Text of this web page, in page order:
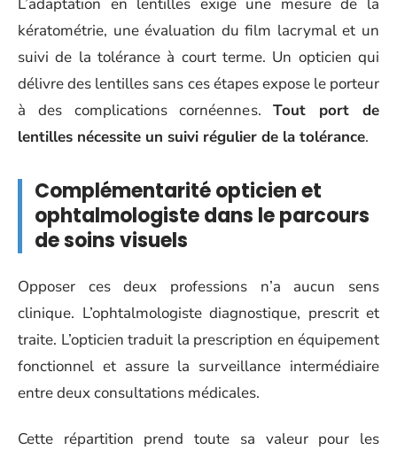
kératométrie, une évaluation du film lacrymal et un
suivi de la tolérance à court terme. Un opticien qui
délivre des lentilles sans ces étapes expose le porteur
à des complications cornéennes.Tout port de
lentilles nécessite un suivi régulier de la tolérance.
Complémentarité opticien et
ophtalmologiste dans le parcours
de soins visuels
Opposer ces deux professions n’a aucun sens
clinique. L’ophtalmologiste diagnostique, prescrit et
traite. L’opticien traduit la prescription en équipement
fonctionnel et assure la surveillance intermédiaire
entre deux consultations médicales.
Cette répartition prend toute sa valeur pour les